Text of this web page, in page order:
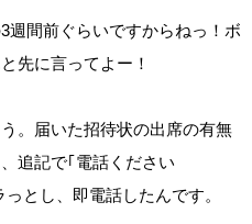
週間前ぐらいですからねっ！ボ
先に言ってよー！
。届いた招待状の出席の有無
追記で｢電話ください
とし、即電話したんです。